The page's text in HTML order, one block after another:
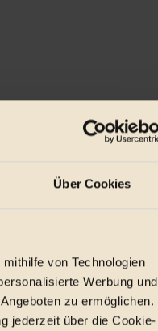
Über Cookies
von Technologien
Werbung und
zu ermöglichen.
jederzeit über die Cookie-